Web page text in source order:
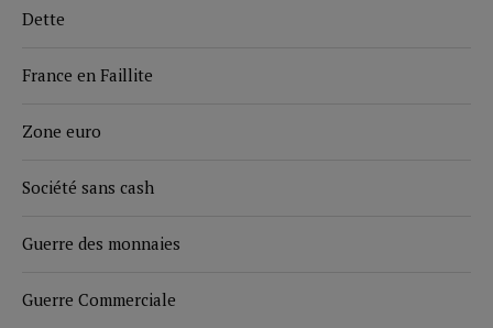
Dette
France en Faillite
Zone euro
Société sans cash
Guerre des monnaies
Guerre Commerciale